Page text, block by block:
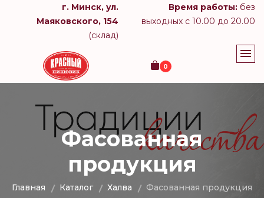
г. Минск, ул.
Маяковского, 154
(склад)
Время работы: без
выходных с 10.00 до 20.00
0
Фасованная
продукция
Главная Каталог Халва Фасованная продукция